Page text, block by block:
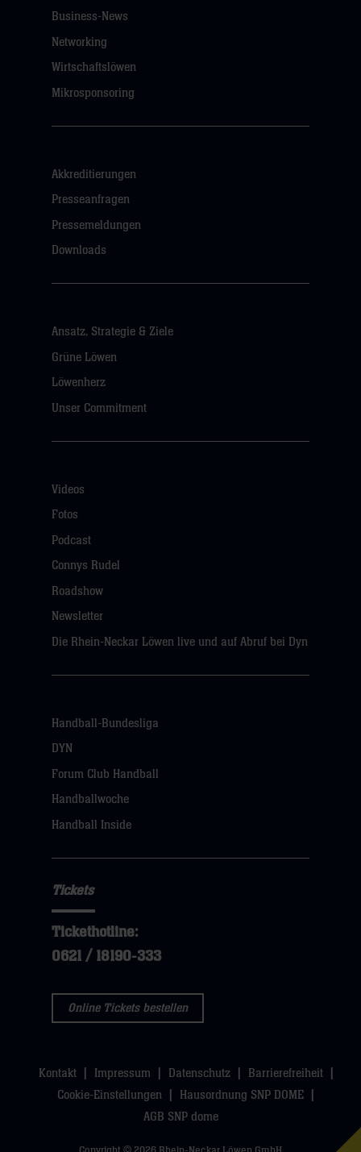
Business-News
Networking
Wirtschaftslöwen
Mikrosponsoring
Akkreditierungen
Presseanfragen
Pressemeldungen
Downloads
Ansatz, Strategie & Ziele
Grüne Löwen
Löwenherz
Unser Commitment
Videos
Fotos
Podcast
Connys Rudel
Roadshow
Newsletter
Die Rhein-Neckar Löwen live und auf Abruf bei Dyn
Handball-Bundesliga
DYN
Forum Club Handball
Handballwoche
Handball Inside
Tickets
Tickethotline:
0621 / 18190-333
Online Tickets bestellen
Kontakt Impressum Datenschutz
Barrierefreiheit
Cookie-Einstellungen
Hausordnung SNP DOME
AGB SNP dome